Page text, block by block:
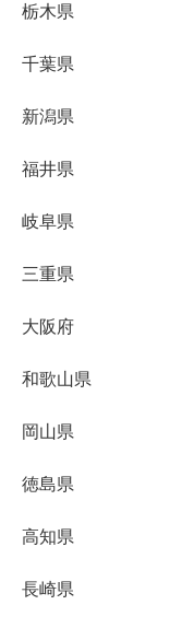
栃木県
千葉県
新潟県
福井県
岐阜県
三重県
大阪府
和歌山県
岡山県
徳島県
高知県
長崎県